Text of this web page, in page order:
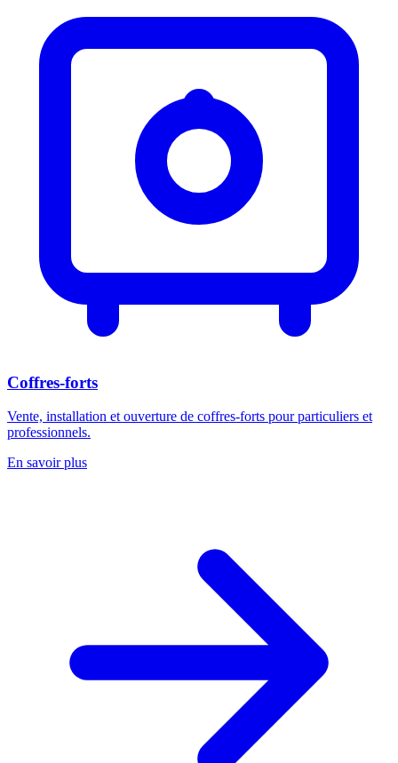
Coffres-forts
Vente, installation et ouverture de coffres-forts pour particuliers et
professionnels.
En savoir plus